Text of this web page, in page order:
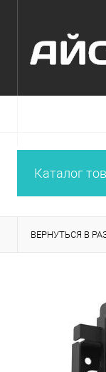
Каталог
ВЕРНУТЬСЯ В